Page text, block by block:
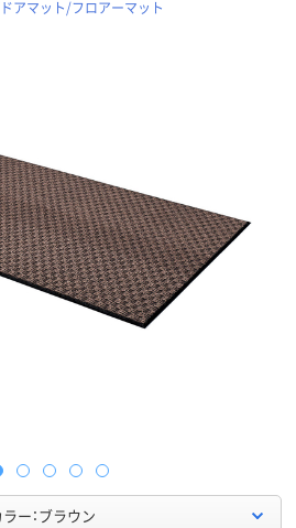
アマット/フロアーマット
ー：ブラウン